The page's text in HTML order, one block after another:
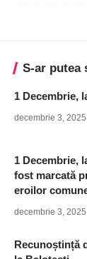
S-ar putea
1 Decembrie,
decembrie 3, 2025
1 Decembrie,
fost marcată
eroilor
decembrie 3, 2025
Recunoștință